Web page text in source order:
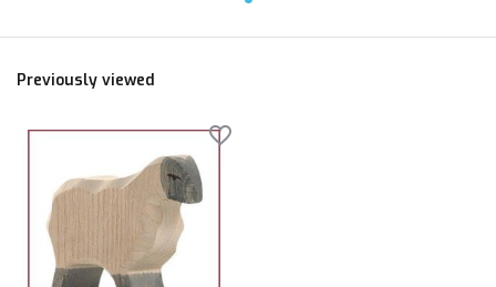
Previously viewed